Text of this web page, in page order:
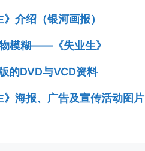
介绍（银河画报）
模糊——《失业生》
的DVD与VCD资料
海报、广告及宣传活动图片